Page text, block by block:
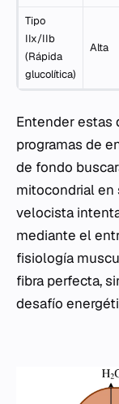
Tipo
IIx/IIb
(Rápida
glucolítica)
Alta
Entender estas
programas de
de fondo
mitocondrial en
velocista
mediante el
fisiología
fibra perfecta,
desafío